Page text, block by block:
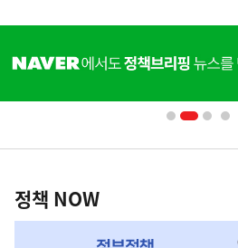
단
배
영
책
NOW,
정책 NOW